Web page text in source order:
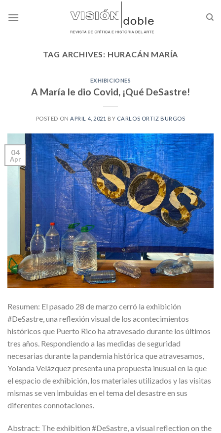
TAG ARCHIVES: HURACÁN MARÍA
EXHIBICIONES
A María le dio Covid, ¡Qué DeSastre!
POSTED ON APRIL 4, 2021 BY CARLOS ORTIZ BURGOS
04
Apr
Resumen: El pasado 28 de marzo cerró la exhibición
#DeSastre, una reflexión visual de los acontecimientos
históricos que Puerto Rico ha atravesado durante los últimos
tres años. Respondiendo a las medidas de seguridad
necesarias durante la pandemia histórica que atravesamos,
Yolanda Velázquez presenta una propuesta inusual en la que
el espacio de exhibición, los materiales utilizados y las visitas
mismas se ven imbuidas en el tema del desastre en sus
diferentes connotaciones.
Abstract: The exhibition #DeSastre, a visual reflection on the